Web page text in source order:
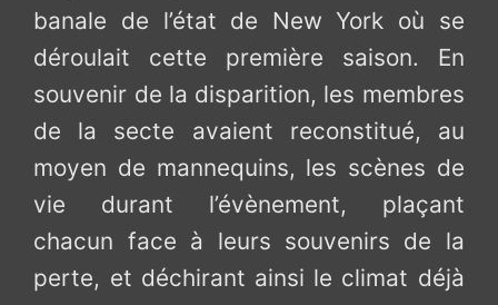
banale de l’état de New York où se
déroulait cette première saison. En
souvenir de la disparition, les membres
de la secte avaient reconstitué, au
moyen de mannequins, les scènes de
vie durant l’évènement, plaçant
chacun face à leurs souvenirs de la
perte, et déchirant ainsi le climat déjà